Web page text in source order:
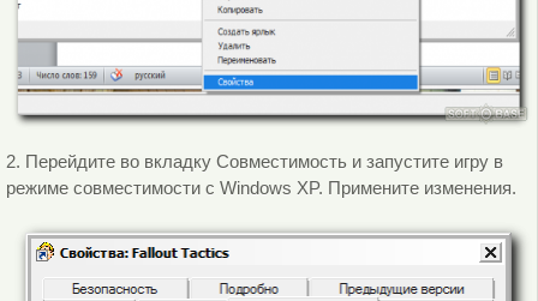
2. Перейдите во вкладку Совместимость и запустите игру в
режиме совместимости с Windows XP. Примените изменения.